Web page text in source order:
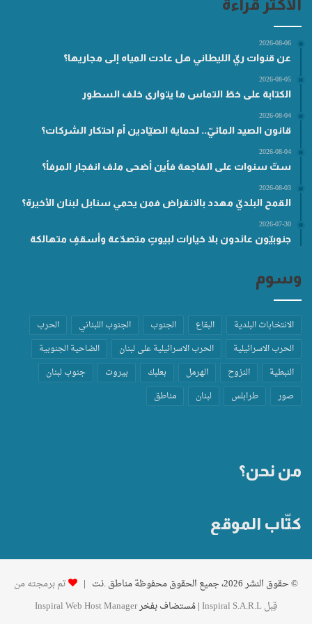
الأكثر قراءة
2026-08-06
عن قنوات ريّ الليطاني هل عادت المياه إلى مجاريها؟
2026-08-05
الكتابة على خطّ التماس ما يتوارى خلف السطور
2026-08-04
قانون الصيد المائيّ.. لحماية الصيّادين أم احتكار الشركات؟
2026-08-04
ستّ سنوات على الفاجعة فأين أضحى ملف انفجار المرفأ؟
2026-08-03
القمح البلديّ مهدد بالانقراض فمن يحمي سنابل لبنان الأخيرة؟
2026-07-30
جنوبيّون عائدون بلا خيارات لبيوتٍ متصدّعة وأسقفٍ متهالكة
وسوم
الانتخابات البلدية البقاع الجنوب الجنوب اللبناني
الحرب
الحرب الاسرائيلية
الحرب الاسرائيلية على لبنان
الضاحية الجنوبية
النبطية
النزوح الهرمل بعلبك بيروت
جنوب لبنان
صور
طرابلس لبنان مناطق
من نحن؟
كتّاب الموقع
© حقوق النشر 2026، جميع الحقوق محفوظة مناطق .نت |
تم برمجته من
قِبل Inspiral S.A.R.L
| مُستضاف بفخرInspiral Web Host Manager